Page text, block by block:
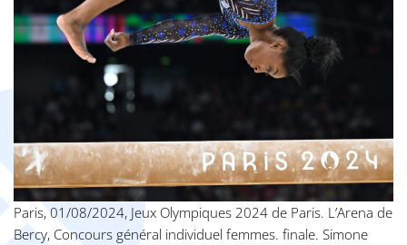
Paris, 01/08/2024, Jeux Olympiques 2024 de Paris. L’Arena de
Bercy, Concours général individuel femmes. finale. Simone